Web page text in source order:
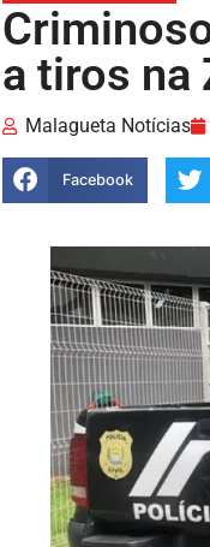
a tiros na
Malagueta Notícias
Facebook